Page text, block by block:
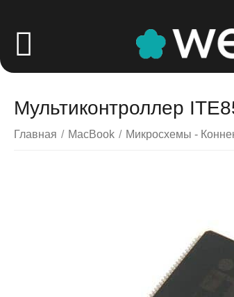
Мультиконтроллер
Главная / MacBook / Микросхемы -